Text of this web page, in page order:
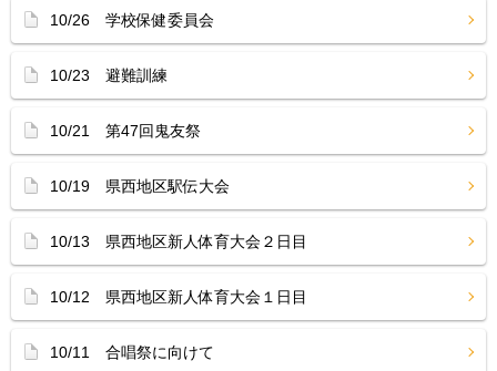
10/26 学校保健委員会
10/23 避難訓練
10/21 第47回鬼友祭
10/19 県西地区駅伝大会
10/13 県西地区新人体育大会２日目
10/12 県西地区新人体育大会１日目
10/11 合唱祭に向けて